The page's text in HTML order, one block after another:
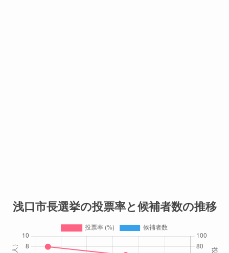
浅口市長選挙の投票率と候補者数の推移